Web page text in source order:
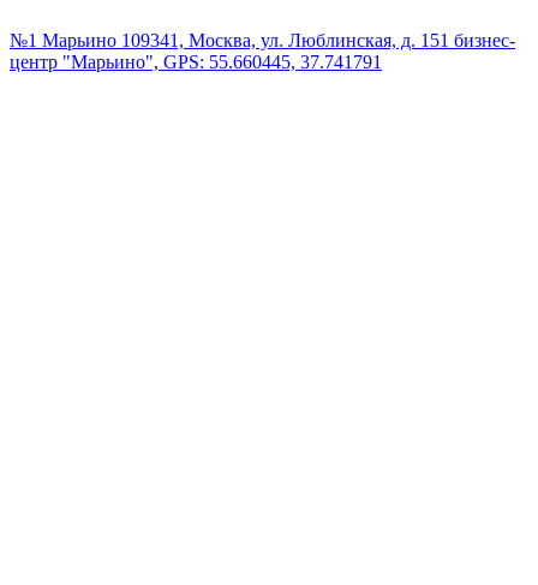
№1 Марьино 109341, Москва, ул. Люблинская, д. 151 бизнес-
центр "Марьино", GPS: 55.660445, 37.741791